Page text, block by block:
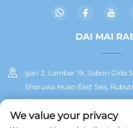
DAI MAI
gari 2, Lambar 19, Sabon Gida
Sharuwa Huan East Sea,
Xiamen
+86
We value your privacy